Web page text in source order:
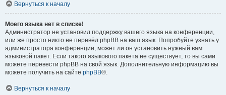
Вернуться к началу
Моего языка нет в списке!
Администратор не установил поддержку вашего языка на конференции,
или же просто никто не перевёл phpBB на ваш язык. Попробуйте узнать у
администратора конференции, может ли он установить нужный вам
языковой пакет. Если такого языкового пакета не существует, то вы сами
можете перевести phpBB на свой язык. Дополнительную информацию вы
можете получить на сайте phpBB®.
Вернуться к началу